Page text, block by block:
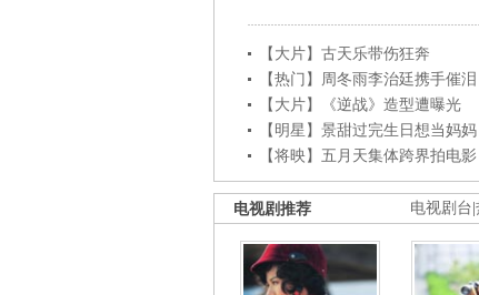
【大片】古天乐带伤狂奔
【热门】周冬雨李治廷携手催泪
【大片】《逆战》造型遭曝光
【明星】景甜过完生日想当妈妈
【将映】五月天集体跨界拍电影
电视剧台
电视剧推荐